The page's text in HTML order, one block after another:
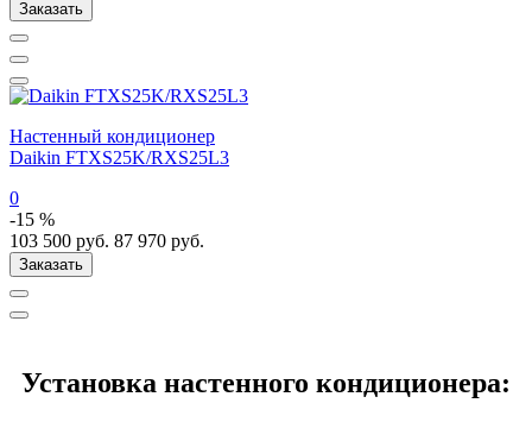
Заказать
Настенный кондиционер
Daikin FTXS25K/RXS25L3
0
-15 %
103 500 руб. 87 970 руб.
Заказать
Установка настенного кондиционера: